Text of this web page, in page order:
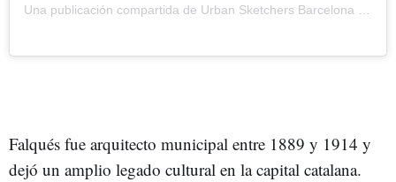
Una publicación compartida de Urban Sketchers Barcelona
Falqués fue arquitecto municipal entre 1889 y 1914 y
dejó un amplio legado cultural en la capital catalana.